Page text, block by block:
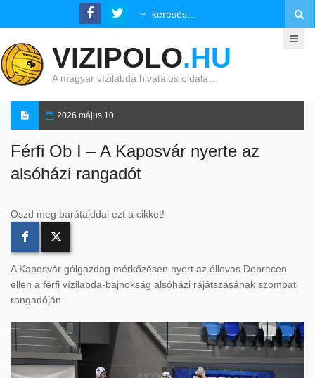
VIZIPOLO.HU
A magyar vízilabda hivatalos oldala…
2026 május 10.
Férfi Ob I – A Kaposvár nyerte az
alsóházi rangadót
Oszd meg barátaiddal ezt a cikket!
A Kaposvár gólgazdag mérkőzésen nyert az éllovas Debrecen
ellen a férfi vízilabda-bajnokság alsóházi rájátszásának szombati
rangadóján.